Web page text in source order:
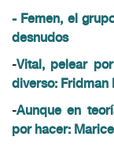
- Femen, el
desnudos
-Vital, pelear
diverso: Fridman
-Aunque en
por hacer: